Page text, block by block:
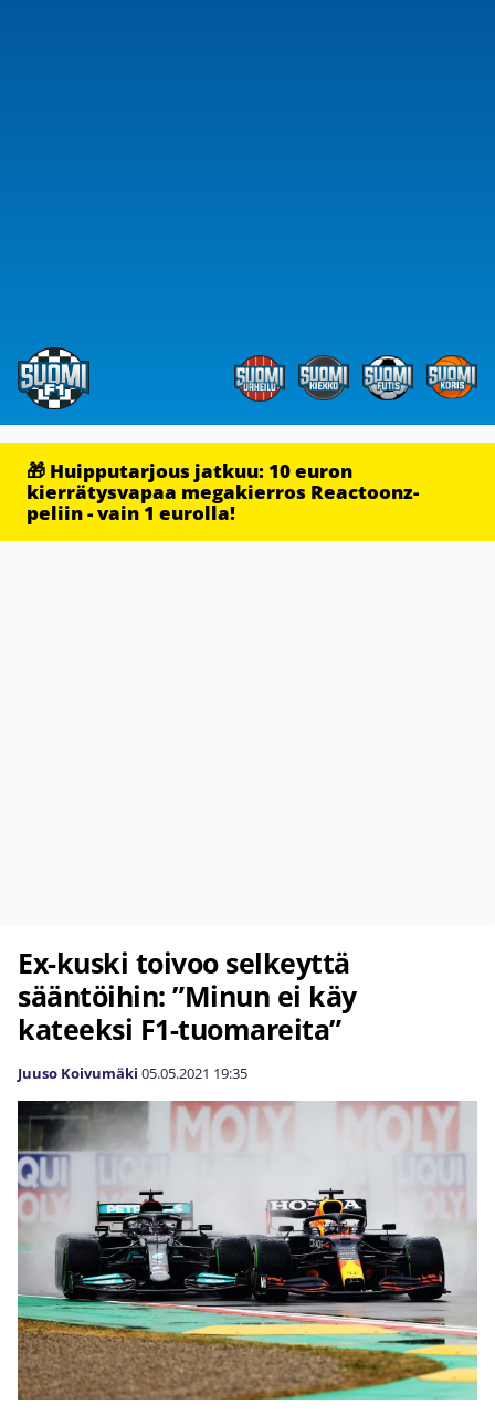
🎁 Huipputarjous jatkuu: 10 euron
kierrätysvapaa megakierros Reactoonz-
peliin - vain 1 eurolla!
Ex-kuski toivoo selkeyttä
sääntöihin: ”Minun ei käy
kateeksi F1-tuomareita”
Juuso Koivumäki 05.05.2021 19:35